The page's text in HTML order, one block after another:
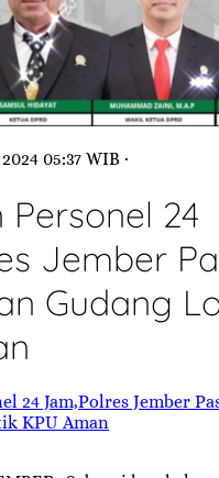
2024 05:37 WIB ·
24
Jember
Gudang